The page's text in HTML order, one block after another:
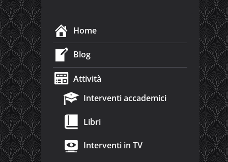
Home
Blog
Attività
Interventi accademici
Libri
Interventi in TV